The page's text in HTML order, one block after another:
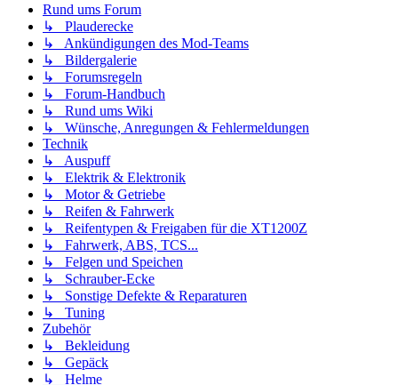
Rund ums Forum
↳ Plauderecke
↳ Ankündigungen des Mod-Teams
↳ Bildergalerie
↳ Forumsregeln
↳ Forum-Handbuch
↳ Rund ums Wiki
↳ Wünsche, Anregungen & Fehlermeldungen
Technik
↳ Auspuff
↳ Elektrik & Elektronik
↳ Motor & Getriebe
↳ Reifen & Fahrwerk
↳ Reifentypen & Freigaben für die XT1200Z
↳ Fahrwerk, ABS, TCS...
↳ Felgen und Speichen
↳ Schrauber-Ecke
↳ Sonstige Defekte & Reparaturen
↳ Tuning
Zubehör
↳ Bekleidung
↳ Gepäck
↳ Helme